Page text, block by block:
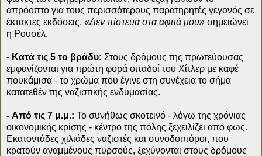
απρόοπτο για τους περισσότερους παρατηρητές γεγονός σε
έκτακτες εκδόσεις. «Δεν πίστευα στα αφτιά μου» σημειώνει
η Ρουσέλ.
- Κατά τις 5 το βράδυ: Στους δρόμους της πρωτεύουσας
εμφανίζονται για πρώτη φορά οπαδοί του Χίτλερ με καφέ
πουκάμισα - το χρώμα που έγινε στη συνέχεια το σήμα
κατατεθέν της ναζιστικής ενδυμασίας.
- Από τις 7 μ.μ.: Το συνήθως σκοτεινό - λόγω της χρόνιας
οικονομικής κρίσης - κέντρο της πόλης ξεχειλίζει από φως.
Εκατοντάδες χιλιάδες ναζιστές και συνοδοιπόροι, που
κρατούν αναμμένους πυρσούς, ξεχύνονται στους δρόμους